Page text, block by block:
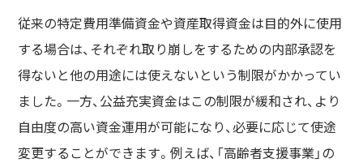
従来の特定費用準備資金や資産取得資金は目的外に使用
する場合は、それぞれ取り崩しをするための内部承認を
得ないと他の用途には使えないという制限がかかってい
ました。一方、公益充実資金はこの制限が緩和され、より
自由度の高い資金運用が可能になり、必要に応じて使途
変更することができます。例えば、「高齢者支援事業」の